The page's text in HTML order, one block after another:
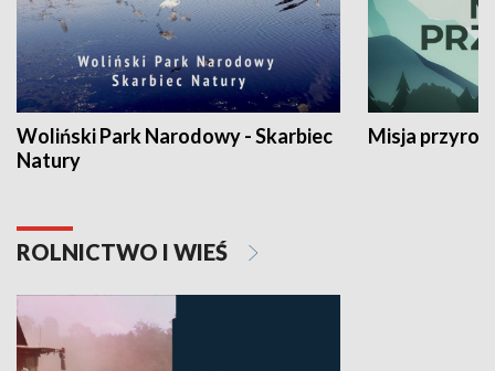
Woliński Park Narodowy - Skarbiec
Natury
Misja
ROLNICTWO I WIEŚ